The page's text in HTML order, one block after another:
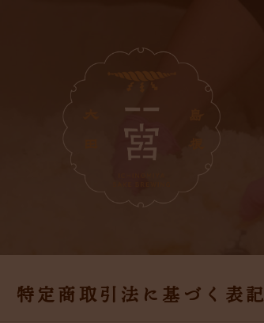
特定商取引法に基づく表記